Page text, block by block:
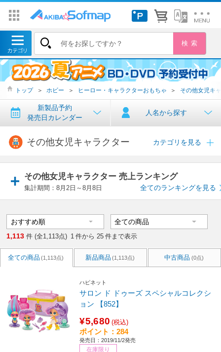
トップ ＞ ホビー ＞ ヒーロー・キャラクターおもちゃ ＞ その他女児キ
新製品予約
発売日カレンダー
人名から探す
その他女児キャラクター カテゴリを見る
その他女児キャラクター 売上ランキング
集計期間：8月2日～8月8日 全てのランキングを見る
1,113 件 (全1,113点) 1 件から 25 件まで表示
全ての商品 (1,113点) 新品商品 (1,113点) 中古商品 (0点)
ハピネット
サロン ド ドゥーズ スペシャルコレクシ
ョン 【852】
¥5,680 (税込)
ポイント：284
発売日：2019/11/2発売
在庫限り